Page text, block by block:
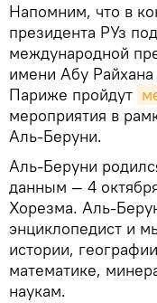
Напомним, что в
президента РУз
международной
имени Абу
Париже пройдут
мероприятия в
Аль-Беруни.
Аль-Беруни
данным — 4
Хорезма. Аль-
энциклопедист и
истории,
математике,
наукам.